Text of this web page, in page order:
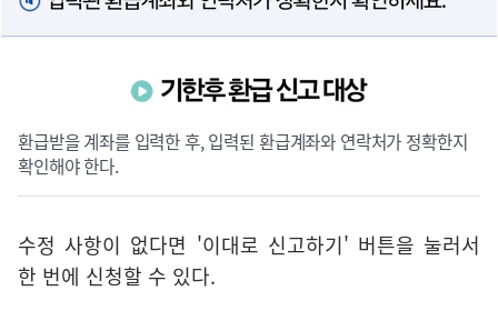
환급받을 계좌를 입력한 후, 입력된 환급계좌와 연락처가 정확한지
확인해야 한다.
수정 사항이 없다면 '이대로 신고하기' 버튼을 눌러서
한 번에 신청할 수 있다.